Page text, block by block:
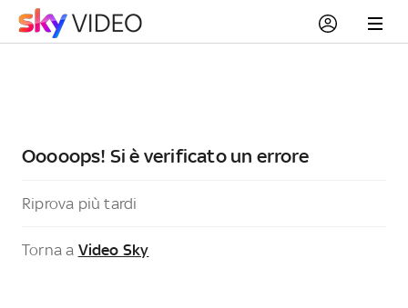
Ooooops! Si è verificato un errore
Riprova più tardi
Torna a Video Sky